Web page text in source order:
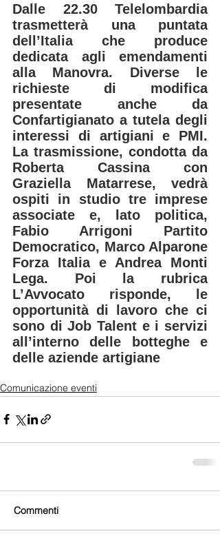
Dalle 22.30 Telelombardia
trasmetterà una puntata
dell’Italia che produce
dedicata agli emendamenti
alla Manovra. Diverse le
richieste di modifica
presentate anche da
Confartigianato a tutela degli
interessi di artigiani e PMI.
La trasmissione, condotta da
Roberta Cassina con
Graziella Matarrese, vedrà
ospiti in studio tre imprese
associate e, lato politica,
Fabio Arrigoni Partito
Democratico, Marco Alparone
Forza Italia e Andrea Monti
Lega. Poi la rubrica
L’Avvocato risponde, le
opportunità di lavoro che ci
sono di Job Talent e i servizi
all’interno delle botteghe e
delle aziende artigiane
Comunicazione eventi
Commenti